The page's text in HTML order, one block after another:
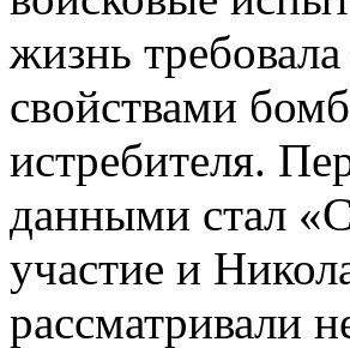
жизнь
свойствами
истребителя.
данными стал
участие и
рассматривали